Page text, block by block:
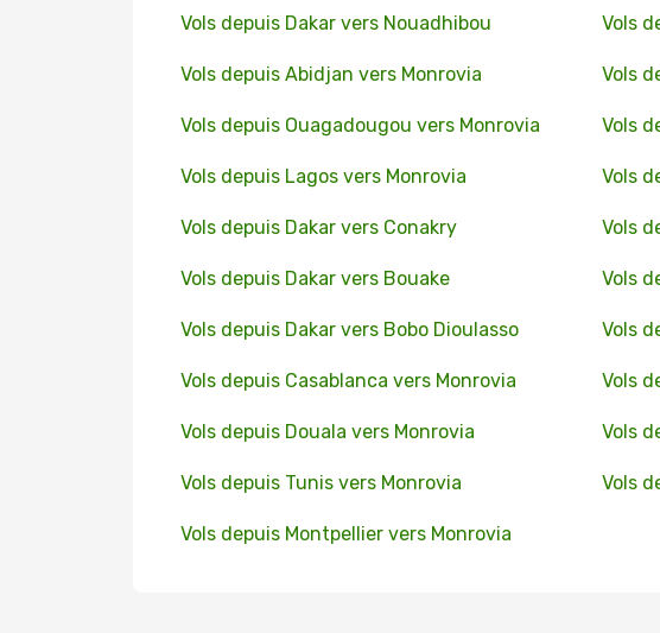
Vols depuis Dakar vers Nouadhibou Vols
Vols depuis Abidjan vers Monrovia Vols
Vols depuis Ouagadougou vers Monrovia Vols
Vols depuis Lagos vers Monrovia Vols
Vols depuis Dakar vers Conakry Vols
Vols depuis Dakar vers Bouake Vols
Vols depuis Dakar vers Bobo Dioulasso Vols
Vols depuis Casablanca vers Monrovia Vols
Vols depuis Douala vers Monrovia Vols
Vols depuis Tunis vers Monrovia Vols
Vols depuis Montpellier vers Monrovia